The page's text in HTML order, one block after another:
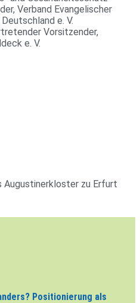
Ver­band Evan­ge­li­scher
e. V.
Vor­sit­zender,
e. V.
Augus­ti­ner­kloster zu Erfurt
Positionierung als